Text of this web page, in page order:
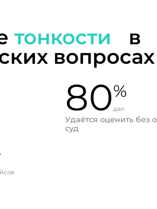
тонкости в
вопросах
80%
дел
Удаётся оценить без
суд